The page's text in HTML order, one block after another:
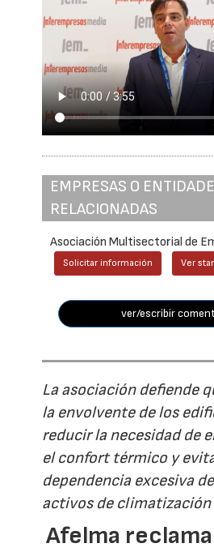
EMPRESAS O
RELACIONADAS
Asociación Multisectorial de
Solicitar información Ver
ver/escribir
La asociación defiende
la envolvente de los
reducir la necesidad de
el confort térmico y
dependencia excesiva
activos de climatización
Afelma